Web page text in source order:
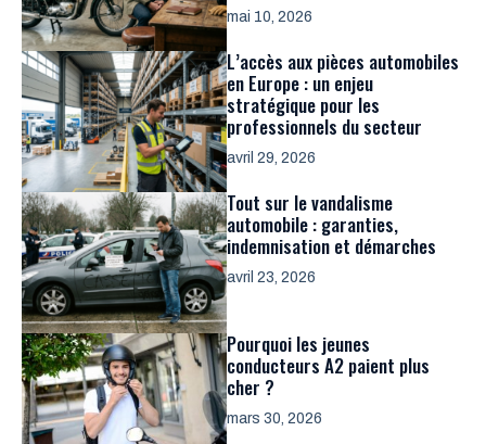
mai 10, 2026
L’accès aux pièces automobiles
en Europe : un enjeu
stratégique pour les
professionnels du secteur
avril 29, 2026
Tout sur le vandalisme
automobile : garanties,
indemnisation et démarches
avril 23, 2026
Pourquoi les jeunes
conducteurs A2 paient plus
cher ?
mars 30, 2026